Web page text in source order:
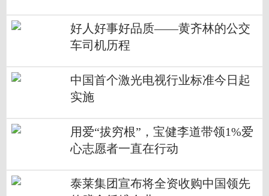
好人好事好品质——黄齐林的公交
车司机历程
中国首个激光电视行业标准今日起
实施
用爱“拔穷根”，宝健李道带领1%爱
心志愿者一直在行动
泰莱集团宣布将全资收购中国领先